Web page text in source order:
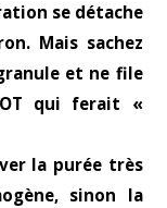
se détache
Mais sachez
et ne file
qui ferait «
la purée très
sinon la